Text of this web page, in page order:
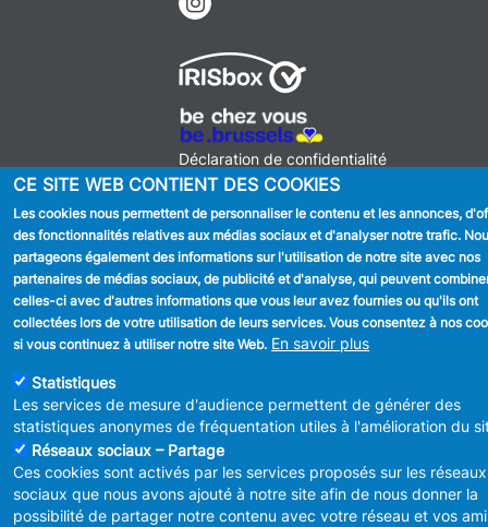
MENU
FOOTER
LEGAL
Déclaration de confidentialité
Déclaration d'accessibilité
Charte de bonne conduite et de
modération des réseaux sociaux
© 2026 ADMINISTRATION COMMUNALE D'ANDERLECHT Place
du Conseil 1 B-1070-Bruxelles -T:+32 2 558 08 00
info@anderlecht.brussels- webmasterCaravane media
CE SITE WEB CONTIENT DES COOKIES
Les cookies nous permettent de personnaliser le contenu et les annonces,
des fonctionnalités relatives aux médias sociaux et d'analyser notre trafic.
partageons également des informations sur l'utilisation de notre site avec nos
partenaires de médias sociaux, de publicité et d'analyse, qui peuvent
celles-ci avec d'autres informations que vous leur avez fournies ou qu'ils ont
collectées lors de votre utilisation de leurs services. Vous consentez à nos
si vous continuez à utiliser notre site Web. En savoir plus
Statistiques
Les services de mesure d'audience permettent de générer des
statistiques anonymes de fréquentation utiles à l'amélioration du
Réseaux sociaux – Partage
Ces cookies sont activés par les services proposés sur les réseaux
sociaux que nous avons ajouté à notre site afin de nous donner la
possibilité de partager notre contenu avec votre réseau et vos